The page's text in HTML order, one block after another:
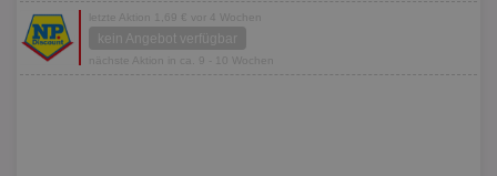
letzte Aktion 1,69 € vor 4 Wochen
kein Angebot verfügbar
nächste Aktion in ca. 9 - 10 Wochen